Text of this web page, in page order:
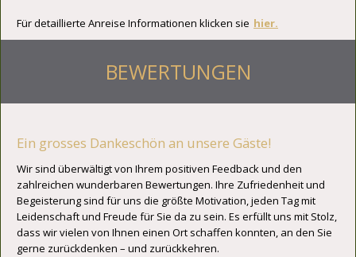
Für detaillierte Anreise Informationen klicken sie hier.
BEWERTUNGEN
Ein grosses Dankeschön an unsere Gäste!
Wir sind überwältigt von Ihrem positiven Feedback und den
zahlreichen wunderbaren Bewertungen. Ihre Zufriedenheit und
Begeisterung sind für uns die größte Motivation, jeden Tag mit
Leidenschaft und Freude für Sie da zu sein. Es erfüllt uns mit Stolz,
dass wir vielen von Ihnen einen Ort schaffen konnten, an den Sie
gerne zurückdenken – und zurückkehren.